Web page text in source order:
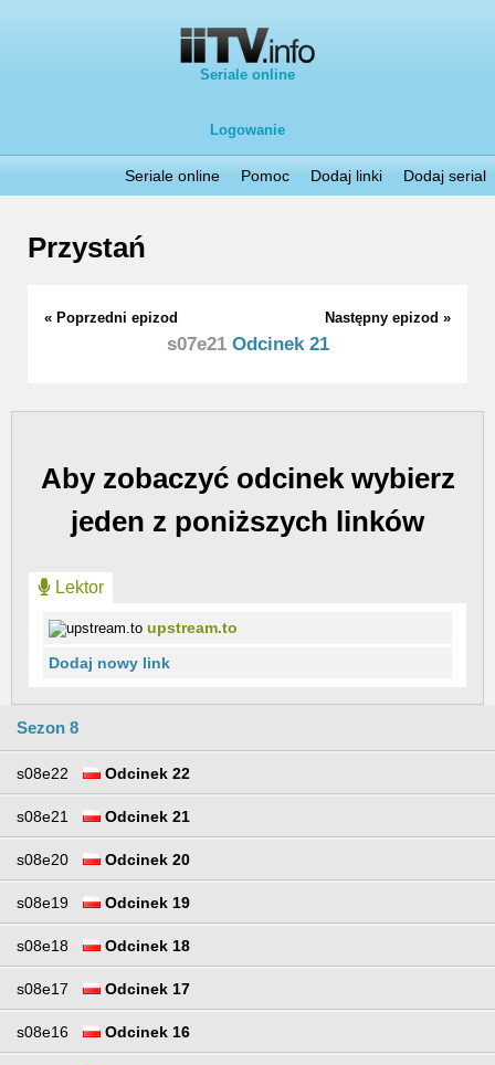
Seriale online
Logowanie
Seriale online Pomoc Dodaj linki Dodaj serial
Przystań
« Poprzedni epizod Następny epizod »
s07e21Odcinek 21
Aby zobaczyć odcinek wybierz
jeden z poniższych linków
Lektor
upstream.to
Dodaj nowy link
Sezon 8
s08e22 Odcinek 22
s08e21 Odcinek 21
s08e20 Odcinek 20
s08e19 Odcinek 19
s08e18 Odcinek 18
s08e17 Odcinek 17
s08e16 Odcinek 16